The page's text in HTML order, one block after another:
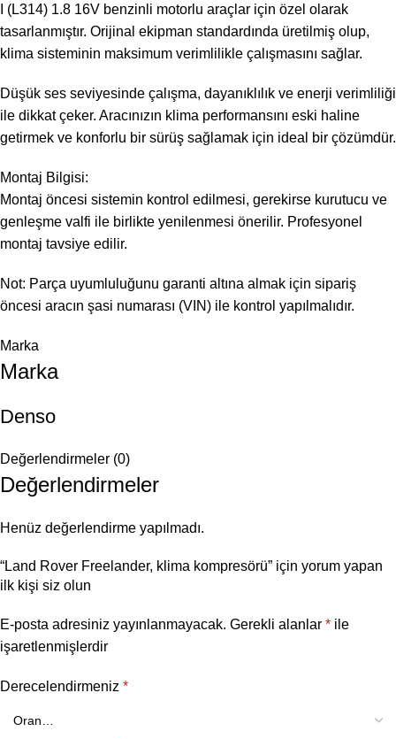
I (L314) 1.8 16V benzinli motorlu araçlar için özel olarak
tasarlanmıştır. Orijinal ekipman standardında üretilmiş olup,
klima sisteminin maksimum verimlilikle çalışmasını sağlar.
Düşük ses seviyesinde çalışma, dayanıklılık ve enerji verimliliği
ile dikkat çeker. Aracınızın klima performansını eski haline
getirmek ve konforlu bir sürüş sağlamak için ideal bir çözümdür.
Montaj Bilgisi:
Montaj öncesi sistemin kontrol edilmesi, gerekirse kurutucu ve
genleşme valfi ile birlikte yenilenmesi önerilir. Profesyonel
montaj tavsiye edilir.
Not: Parça uyumluluğunu garanti altına almak için sipariş
öncesi aracın şasi numarası (VIN) ile kontrol yapılmalıdır.
Marka
Marka
Denso
Değerlendirmeler (0)
Değerlendirmeler
Henüz değerlendirme yapılmadı.
“Land Rover Freelander, klima kompresörü” için yorum yapan
ilk kişi siz olun
E-posta adresiniz yayınlanmayacak. Gerekli alanlar * ile
işaretlenmişlerdir
Derecelendirmeniz *